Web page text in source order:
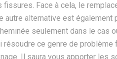
Face à cela, le
autre alternative est également
seulement dans le cas
résoudre ce genre de
Il saura vous apporter les